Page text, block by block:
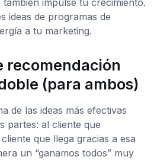
ideas de programas de
a tu marketing.
recomendación
(para ambos)
de las ideas más efectivas
partes: al cliente que
que llega gracias a esa
un “ganamos todos” muy